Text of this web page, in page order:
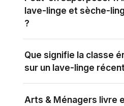
lave-linge et sèche-
?
Que signifie la classe
sur un lave-linge
Arts & Ménagers livre